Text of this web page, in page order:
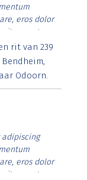
eros dolor
erat.
lorem
posuere.
rit van 239
Odoorn.
eros dolor
erat.